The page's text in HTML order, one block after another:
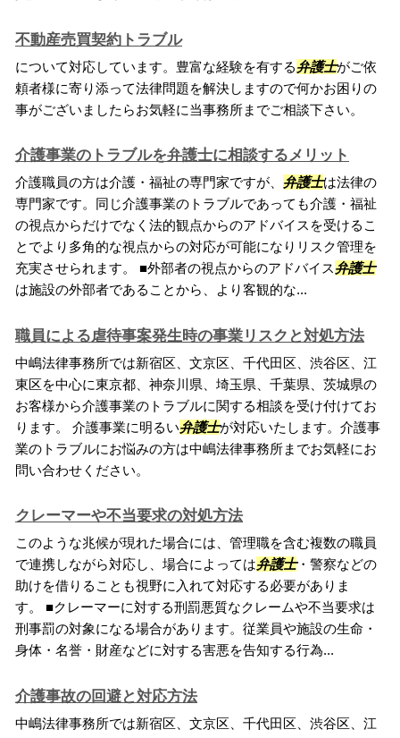
不動産売買契約トラブル
について対応しています。豊富な経験を有する弁護士がご依
頼者様に寄り添って法律問題を解決しますので何かお困りの
事がございましたらお気軽に当事務所までご相談下さい。
介護事業のトラブルを弁護士に相談するメリット
介護職員の方は介護・福祉の専門家ですが、 弁護士は法律の
専門家です。同じ介護事業のトラブルであっても介護・福祉
の視点からだけでなく法的観点からのアドバイスを受けるこ
とでより多角的な視点からの対応が可能になりリスク管理を
充実させられます。 ■外部者の視点からのアドバイス弁護士
は施設の外部者であることから、より客観的な...
職員による虐待事案発生時の事業リスクと対処方法
中嶋法律事務所では新宿区、文京区、千代田区、渋谷区、江
東区を中心に東京都、神奈川県、埼玉県、千葉県、茨城県の
お客様から介護事業のトラブルに関する相談を受け付けてお
ります。 介護事業に明るい弁護士が対応いたします。介護事
業のトラブルにお悩みの方は中嶋法律事務所までお気軽にお
問い合わせください。
クレーマーや不当要求の対処方法
このような兆候が現れた場合には、管理職を含む複数の職員
で連携しながら対応し、場合によっては弁護士・警察などの
助けを借りることも視野に入れて対応する必要がありま
す。 ■クレーマーに対する刑罰悪質なクレームや不当要求は
刑事罰の対象になる場合があります。従業員や施設の生命・
身体・名誉・財産などに対する害悪を告知する行為...
介護事故の回避と対応方法
中嶋法律事務所では新宿区、文京区、千代田区、渋谷区、江